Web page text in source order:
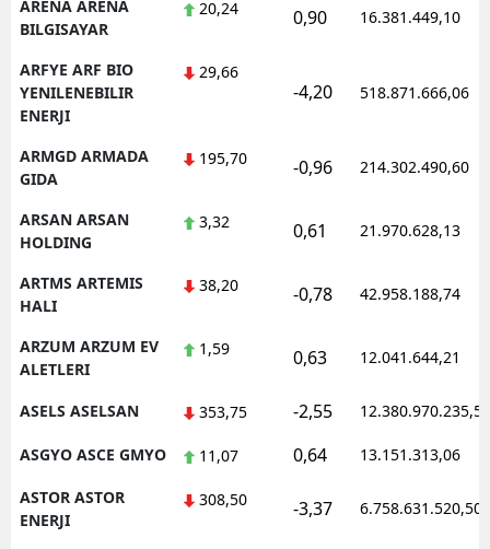
ARENA ARENA
BILGISAYAR
20,24 0,90 16.381.449,10
ARFYE ARF BIO
YENILENEBILIR
ENERJI
29,66
-4,20 518.871.666,06
ARMGD ARMADA
GIDA
195,70 -0,96 214.302.490,60
ARSAN ARSAN
HOLDING
3,32 0,61 21.970.628,13
ARTMS ARTEMIS
HALI
38,20 -0,78 42.958.188,74
ARZUM ARZUM EV
ALETLERI
1,59 0,63 12.041.644,21
ASELS ASELSAN 353,75 -2,55 12.380.970.235,50
ASGYO ASCE GMYO 11,07 0,64 13.151.313,06
ASTOR ASTOR
ENERJI
308,50 -3,37 6.758.631.520,50